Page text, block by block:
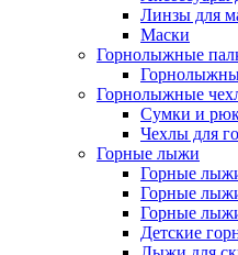
Линзы для
Маски
Горнолыжные
Горнолыжные
Сумки и
Чехлы для
Горные лыжи
Горные
Горные
Горные
Детские